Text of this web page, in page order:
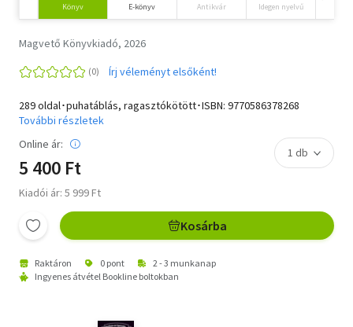
Könyv E-könyv Antikvár Idegen nyelvű
Magvető Könyvkiadó, 2026
Írj véleményt elsőként!
289 oldal･puhatáblás, ragasztókötött･ISBN: 9770586378268
További részletek
Online ár:
5 400 Ft
Kiadói ár: 5 999 Ft
Kosárba
Raktáron 0 pont
2 - 3 munkanap
Ingyenes átvétel Bookline boltokban